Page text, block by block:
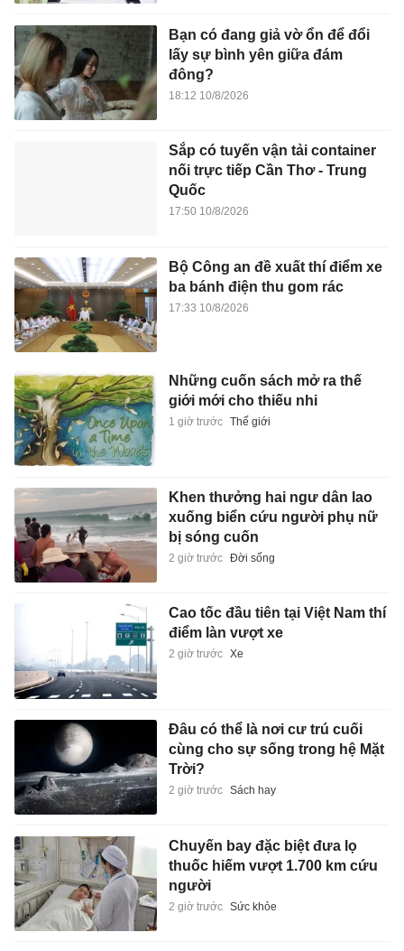
Bạn có đang giả vờ ổn để đổi
lấy sự bình yên giữa đám
đông?
18:12 10/8/2026
Sắp có tuyến vận tải container
nối trực tiếp Cần Thơ - Trung
Quốc
17:50 10/8/2026
Bộ Công an đề xuất thí điểm xe
ba bánh điện thu gom rác
17:33 10/8/2026
Những cuốn sách mở ra thế
giới mới cho thiếu nhi
1 giờ trước Thế giới
Khen thưởng hai ngư dân lao
xuống biển cứu người phụ nữ
bị sóng cuốn
2 giờ trước Đời sống
Cao tốc đầu tiên tại Việt Nam thí
điểm làn vượt xe
2 giờ trước Xe
Đâu có thể là nơi cư trú cuối
cùng cho sự sống trong hệ Mặt
Trời?
2 giờ trước Sách hay
Chuyến bay đặc biệt đưa lọ
thuốc hiếm vượt 1.700 km cứu
người
2 giờ trước Sức khỏe